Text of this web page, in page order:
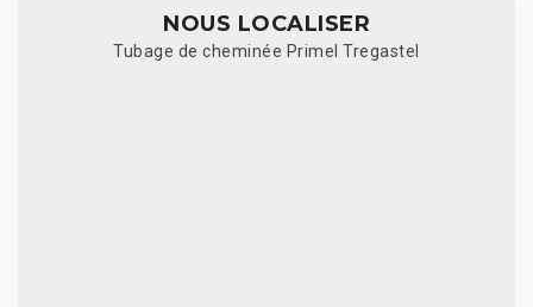
NOUS LOCALISER
Tubage de cheminée Primel Tregastel